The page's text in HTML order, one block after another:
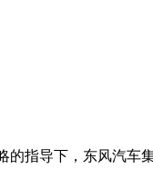
指导下，东风汽车